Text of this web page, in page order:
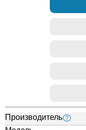
Производитель ?